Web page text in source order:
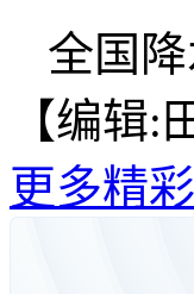
全国
【编辑:
更多精